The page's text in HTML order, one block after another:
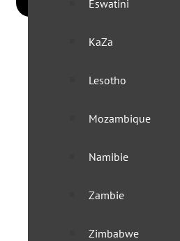
Eswatini
KaZa
Lesotho
Mozambique
Namibie
Zambie
Zimbabwe